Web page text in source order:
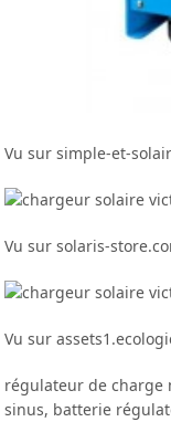
Vu sur simple-et-
Vu sur solaris-
Vu sur
régulateur de
sinus, batterie